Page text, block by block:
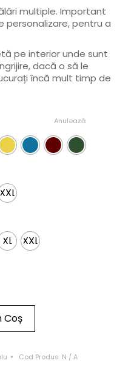
multiple. Important
personalizare, pentru a
pe interior unde sunt
dacă o să le
încă mult timp de
XL XXL
Anulează
Coș
Cod Produs: N / A